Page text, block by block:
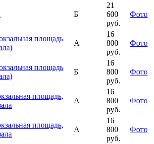
Б
21
600
руб.
Фото
площадь
А
16
800
руб.
Фото
площадь
Б
16
800
руб.
Фото
площадь,
А
16
800
руб.
Фото
площадь,
А
16
800
руб.
Фото